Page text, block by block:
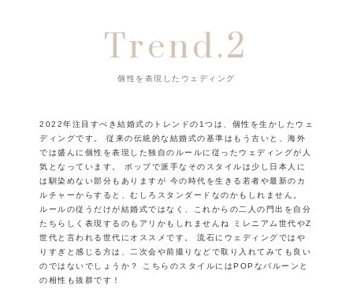
Trend.2
個性を表現したウェディング
2022年注目すべき結婚式のトレンドの1つは、個性を生かしたウェ
ディングです。
従来の伝統的な結婚式の基準はもう古いと、海外
では盛んに個性を表現した独自のルールに従ったウェディングが人
気となっています。
ポップで派手なそのスタイルは少し日本人に
は馴染めない部分もありますが 今の時代を生きる若者や最新のカ
ルチャーからすると、むしろスタンダードなのかもしれません。
ルールの従うだけが結婚式ではなく、これからの二人の門出を自分
たちらしく表現するのもアリかもしれませんね
ミレニアム世代やZ
世代と言われる世代にオススメです。
流石にウェディングではや
りすぎと感じる方は、二次会や前撮りなどで取り入れてみても良い
のではないでしょうか？
こちらのスタイルにはPOPなバルーンと
の相性も抜群です！